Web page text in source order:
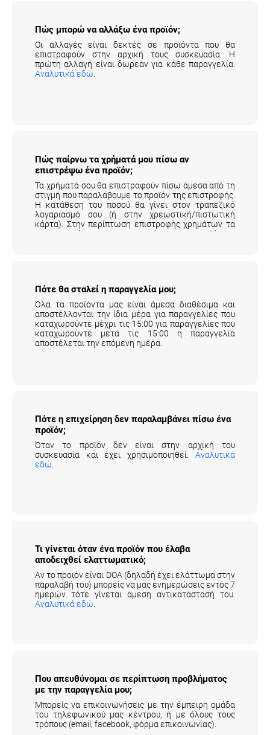
Πώς μπορώ να αλλάξω ένα προϊόν;
Οι αλλαγές είναι δεκτές σε προϊόντα που θα
επιστραφούν στην αρχική τους συσκευασία. Η
πρώτη αλλαγή είναι δωρεάν για κάθε παραγγελία.
Αναλυτικά εδώ
Πώς παίρνω τα χρήματά μου πίσω αν
επιστρέψω ένα προϊόν;
Τα χρήματά σου θα επιστραφούν πίσω άμεσα από τη
στιγμή που παραλάβουμε το προϊόν της επιστροφής.
Η κατάθεση του ποσού θα γίνει στον τραπεζικό
λογαριασμό σου (ή στην χρεωστική/πιστωτική
κάρτα). Στην περίπτωση επιστροφής χρημάτων τα
μεταφορικά της επιστροφής του προϊόντος
Πότε θα σταλεί η παραγγελία μου;
Όλα τα προϊόντα μας είναι άμεσα διαθέσιμα και
αποστέλλονται την ίδια μέρα για παραγγελίες που
καταχωρούντε μέχρι τις 15:00 για παραγγελίες που
καταχωρούντε μετά τις 15:00 η παραγγελία
αποστέλεται την επόμενη ημέρα.
Πότε η επιχείρηση δεν παραλαμβάνει πίσω
ένα προϊόν;
Όταν το προϊόν δεν είναι στην αρχική του
συσκευασία και έχει χρησιμοποιηθεί.
Αναλυτικά
εδώ
Τι γίνεται όταν ένα προϊόν που έλαβα
αποδειχθεί ελαττωματικό;
Αν το προιόν είναι DOA (δηλαδή έχει ελάττωμα στην
παραλαβή του) μπορείς να μας ενημερώσεις εντός 7
ημερών τότε γίνεται άμεση αντικατάστασή του.
Αναλυτικά εδώ
Που απευθύνομαι σε περίπτωση προβλήματος
με την παραγγελία μου;
Μπορείς να επικοινωνήσεις με την έμπειρη ομάδα
του τηλεφωνικού μας κέντρου, ή με όλους τους
τρόπους (email, facebook, φόρμα επικοινωνίας).